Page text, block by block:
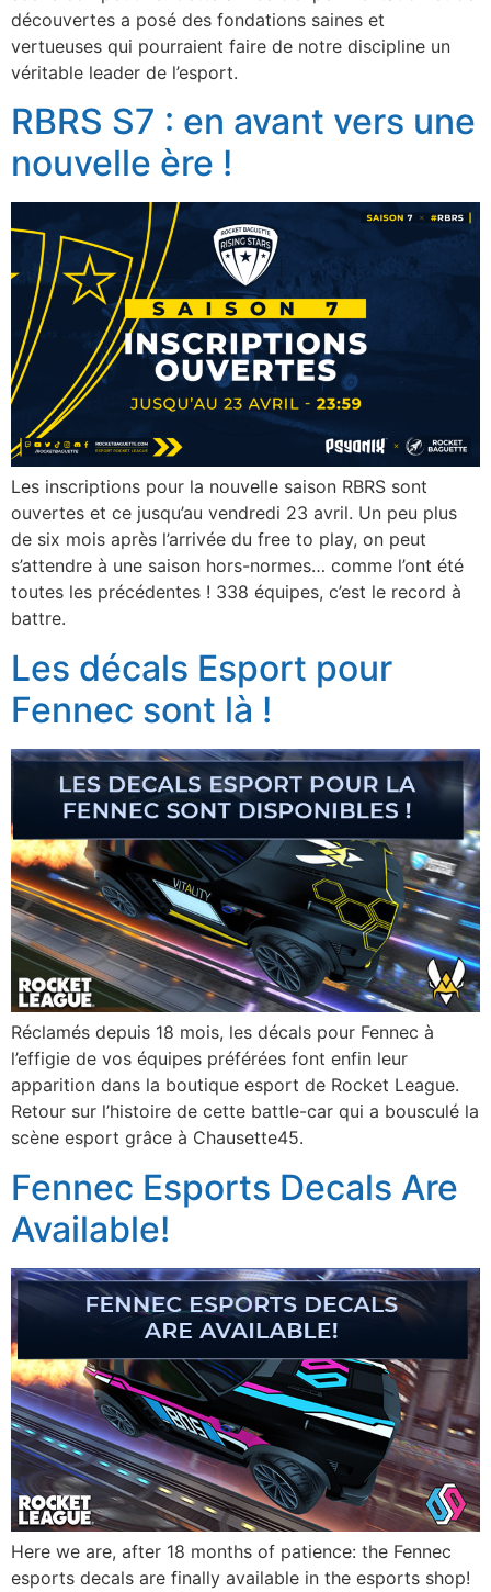
découvertes a posé des fondations saines et
vertueuses qui pourraient faire de notre discipline un
véritable leader de l’esport.
RBRS S7 : en avant vers une
nouvelle ère !
Les inscriptions pour la nouvelle saison RBRS sont
ouvertes et ce jusqu’au vendredi 23 avril. Un peu plus
de six mois après l’arrivée du free to play, on peut
s’attendre à une saison hors-normes… comme l’ont été
toutes les précédentes ! 338 équipes, c’est le record à
battre.
Les décals Esport pour
Fennec sont là !
Réclamés depuis 18 mois, les décals pour Fennec à
l’effigie de vos équipes préférées font enfin leur
apparition dans la boutique esport de Rocket League.
Retour sur l’histoire de cette battle-car qui a bousculé la
scène esport grâce à Chausette45.
Fennec Esports Decals Are
Available!
Here we are, after 18 months of patience: the Fennec
esports decals are finally available in the esports shop!